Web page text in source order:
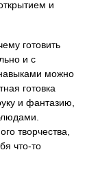
и
готовить
и с
можно
готовка
и фантазию,
творчества,
что-то